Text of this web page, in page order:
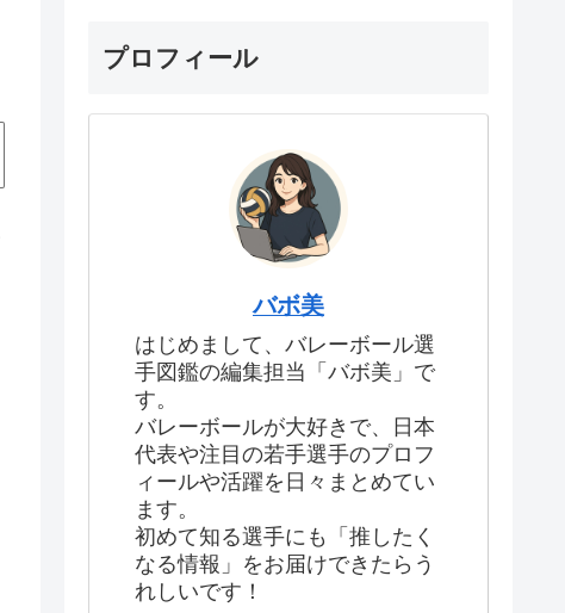
プロフィール
バボ美
はじめまして、バレーボール選
手図鑑の編集担当「バボ美」で
す。
バレーボールが大好きで、日本
代表や注目の若手選手のプロフ
ィールや活躍を日々まとめてい
ます。
初めて知る選手にも「推したく
なる情報」をお届けできたらう
れしいです！